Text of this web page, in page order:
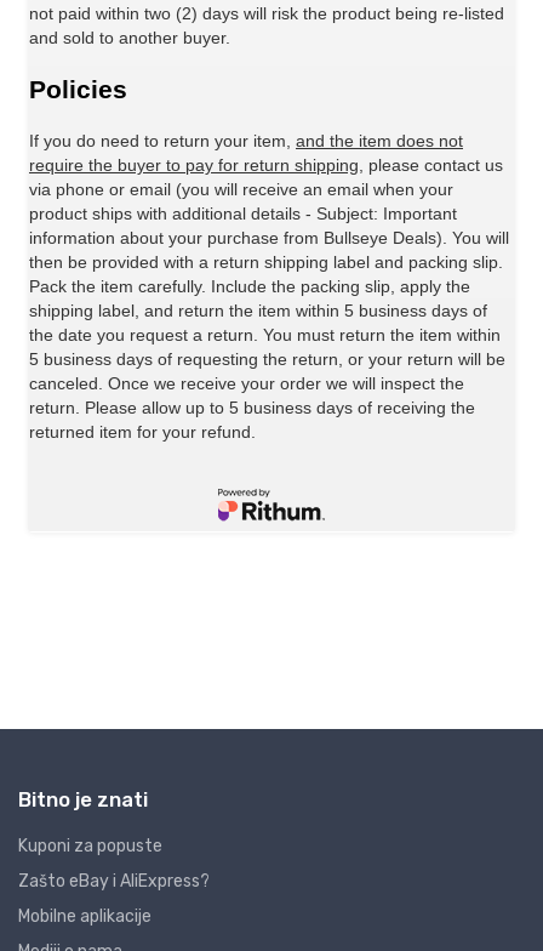
Bitno je znati
Kuponi za popuste
Zašto eBay i AliExpress?
Mobilne aplikacije